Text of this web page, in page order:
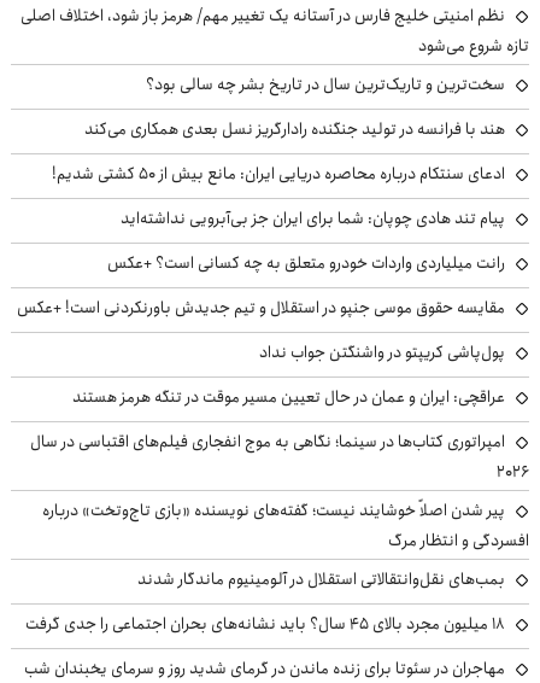
نظم امنیتی خلیج فارس در آستانه یک تغییر مهم/ هرمز باز شود، اختلاف اصلی
تازه شروع می‌شود
سخت‌ترین و تاریک‌ترین سال در تاریخ بشر چه سالی بود؟
هند با فرانسه در تولید جنگنده رادارگریز نسل بعدی همکاری می‌کند
ادعای سنتکام درباره محاصره دریایی ایران: مانع بیش از ۵۰ کشتی شدیم!
پیام تند هادی چوپان: شما برای ایران جز بی‌آبرویی نداشته‌اید
رانت میلیاردی واردات خودرو متعلق به چه کسانی است؟ +عکس
مقایسه حقوق موسی جنپو در استقلال و تیم جدیدش باورنکردنی است! +عکس
پول‌پاشی کریپتو در واشنگتن جواب نداد
عراقچی: ایران و عمان در حال تعیین مسیر موقت در تنگه هرمز هستند
امپراتوری کتاب‌ها در سینما؛ نگاهی به موج انفجاری فیلم‌های اقتباسی در سال
۲۰۲۶
پیر شدن اصلاً خوشایند نیست؛ گفته‌های نویسنده «بازی تاج‌وتخت» درباره
افسردگی و انتظار مرگ
بمب‌های نقل‌وانتقالاتی استقلال در آلومینیوم ماندگار شدند
۱۸ میلیون مجرد بالای ۴۵ سال؟ باید نشانه‌های بحران اجتماعی را جدی گرفت
مهاجران در سئوتا برای زنده ماندن در گرمای شدید روز و سرمای یخبندان شب